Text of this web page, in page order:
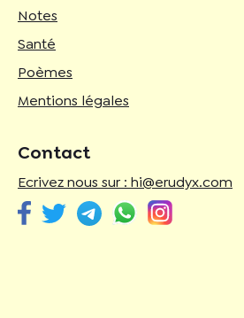
Notes
Santé
Poèmes
Mentions légales
Contact
Ecrivez nous sur : hi@erudyx.com